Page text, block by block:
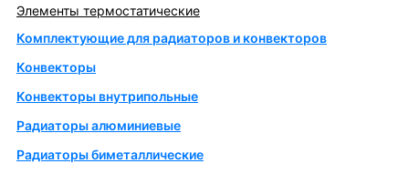
Элементы термостатические
Комплектующие для радиаторов и конвекторов
Конвекторы
Конвекторы внутрипольные
Радиаторы алюминиевые
Радиаторы биметаллические